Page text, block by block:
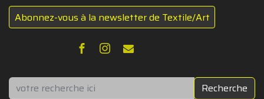
Abonnez-vous à la newsletter de Textile/Art
Rechercher Recherche